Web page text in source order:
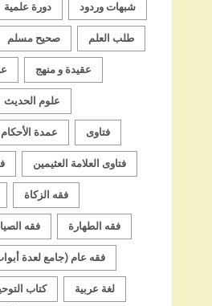
دورة علمية شبهات وردود
صحيح مسلم طلب العلم
عقيدة و منهج
علوم الحديث
عمدة الأحكام فتاوى
فتاوى العلامة العثيمين
فقه الزكاة
فقه فقه الطهارة
فقه عام (جامع لعدة
كتاب لغة عربية